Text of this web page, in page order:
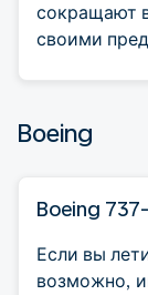
сокращают
своими
Boeing
Boeing
Если вы
возможно,